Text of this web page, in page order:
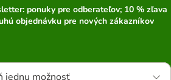
ponuky pre odberateľov; 10 % zľava
objednávku pre nových zákazníkov
jednu možnosť